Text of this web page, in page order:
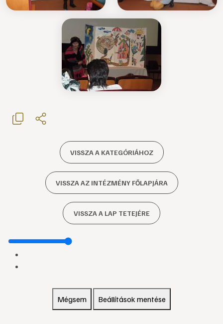
VISSZA A KATEGÓRIÁHOZ
VISSZA AZ INTÉZMÉNY FŐLAPJÁRA
VISSZA A LAP TETEJÉRE
Mégsem Beállítások mentése